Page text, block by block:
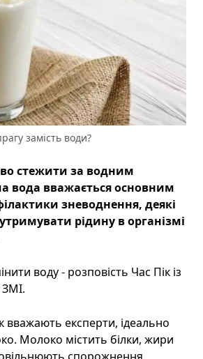
замість води?
стежити за водним
вода вважається основним
зневоднення, деякі
рідину в організмі
воду - розповість Час Пік із
вважають експерти, ідеально
Молоко містить білки, жири